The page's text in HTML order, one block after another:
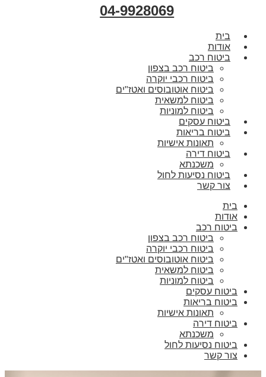
04-9928069
בית
אודות
ביטוח רכב
ביטוח רכב בצפון
ביטוח רכבי יוקרה
ביטוח אוטובוסים ואטז"ים
ביטוח למשאית
ביטוח למוניות
ביטוח עסקים
ביטוח בריאות
תאונות אישיות
ביטוח דירה
משכנתא
ביטוח נסיעות לחול
צור קשר
בית
אודות
ביטוח רכב
ביטוח רכב בצפון
ביטוח רכבי יוקרה
ביטוח אוטובוסים ואטז"ים
ביטוח למשאית
ביטוח למוניות
ביטוח עסקים
ביטוח בריאות
תאונות אישיות
ביטוח דירה
משכנתא
ביטוח נסיעות לחול
צור קשר